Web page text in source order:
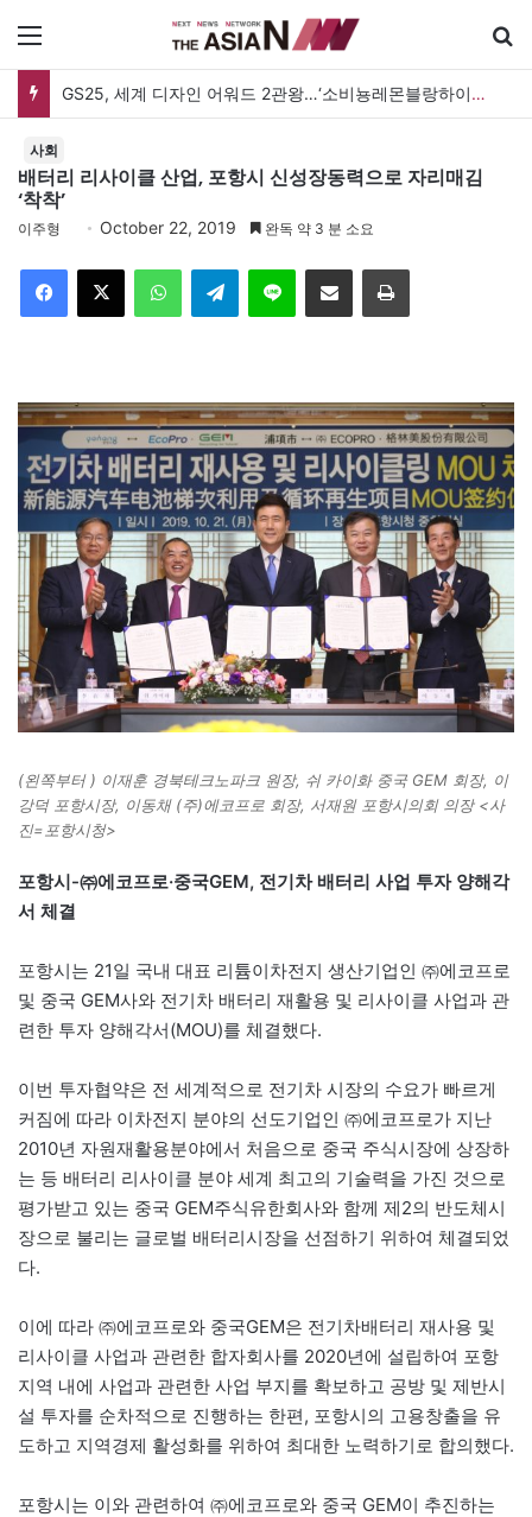
GS25, 세계 디자인 어워드 2관왕…‘소비뇽레몬블랑하이볼’ 디자인 경쟁력 인정
사회
배터리 리사이클 산업, 포항시 신성장동력으로 자리매김
‘착착’
이주형 October 22, 2019 완독 약 3 분 소요
Telegram 이메일
(왼쪽부터 ) 이재훈 경북테크노파크 원장, 쉬 카이화 중국 GEM 회장, 이
강덕 포항시장, 이동채 (주)에코프로 회장, 서재원 포항시의회 의장 <사
진=포항시청>
포항시-㈜에코프로·중국GEM, 전기차 배터리 사업 투자 양해각
서 체결
포항시는 21일 국내 대표 리튬이차전지 생산기업인 ㈜에코프로
및 중국 GEM사와 전기차 배터리 재활용 및 리사이클 사업과 관
련한 투자 양해각서(MOU)를 체결했다.
이번 투자협약은 전 세계적으로 전기차 시장의 수요가 빠르게
커짐에 따라 이차전지 분야의 선도기업인 ㈜에코프로가 지난
2010년 자원재활용분야에서 처음으로 중국 주식시장에 상장하
는 등 배터리 리사이클 분야 세계 최고의 기술력을 가진 것으로
평가받고 있는 중국 GEM주식유한회사와 함께 제2의 반도체시
장으로 불리는 글로벌 배터리시장을 선점하기 위하여 체결되었
다.
이에 따라 ㈜에코프로와 중국GEM은 전기차배터리 재사용 및
리사이클 사업과 관련한 합자회사를 2020년에 설립하여 포항
지역 내에 사업과 관련한 사업 부지를 확보하고 공방 및 제반시
설 투자를 순차적으로 진행하는 한편, 포항시의 고용창출을 유
도하고 지역경제 활성화를 위하여 최대한 노력하기로 합의했다.
포항시는 이와 관련하여 ㈜에코프로와 중국 GEM이 추진하는